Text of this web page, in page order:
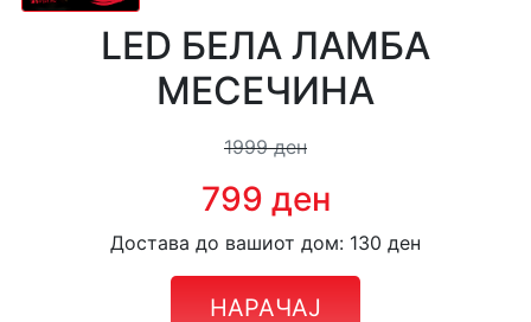
LED БЕЛА ЛАМБА
МЕСЕЧИНА
1999 ден
799 ден
Достава до вашиот дом: 130 ден
НАРАЧАЈ